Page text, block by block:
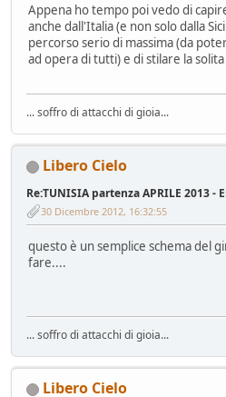
Appena ho tempo poi vedo di
anche dall'Italia (e non solo dalla
percorso serio di massima (da
ad opera di tutti) e di stilare la
... soffro di attacchi di gioia...
Libero Cielo
Re:TUNISIA partenza APRILE 2013 -
30 Dicembre 2012, 16:32:55
questo è un semplice schema del
fare....
... soffro di attacchi di gioia...
Libero Cielo